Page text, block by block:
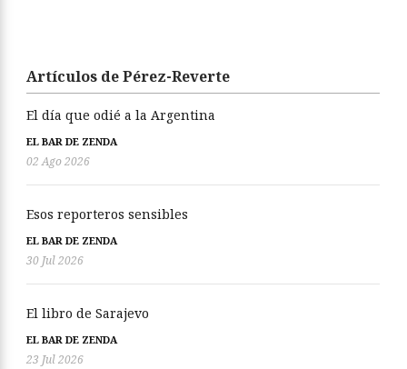
Artículos de Pérez-Reverte
El día que odié a la Argentina
EL BAR DE ZENDA
02 Ago 2026
Esos reporteros sensibles
EL BAR DE ZENDA
30 Jul 2026
El libro de Sarajevo
EL BAR DE ZENDA
23 Jul 2026